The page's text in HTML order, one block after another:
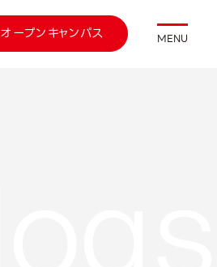
オープンキャンパス MENU